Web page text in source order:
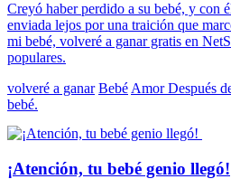
Creyó haber perdido a su bebé, y con
enviada lejos por una traición que
mi bebé, volveré a ganar gratis en
populares.
volveré a ganar Bebé Amor Después
bebé.
¡Atención, tu bebé genio llegó!